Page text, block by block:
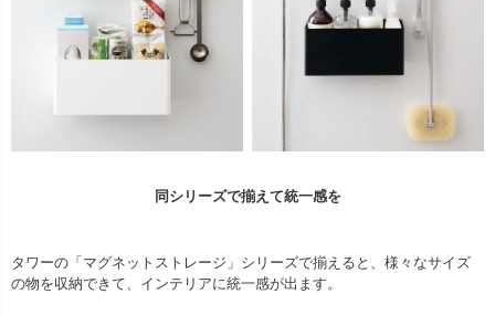
同シリーズで揃えて統一感を
タワーの「マグネットストレージ」シリーズで揃えると、様々なサイズ
の物を収納できて、インテリアに統一感が出ます。